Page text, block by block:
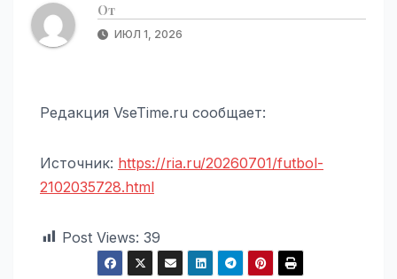
От
ИЮЛ 1, 2026
Редакция VseTime.ru сообщает:
Источник: https://ria.ru/20260701/futbol-
2102035728.html
Post Views: 39